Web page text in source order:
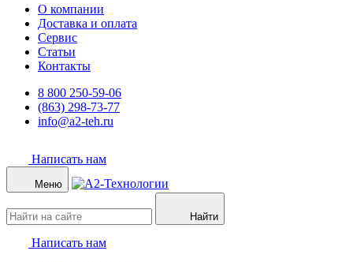
О компании
Доставка и оплата
Сервис
Статьи
Контакты
8 800 250-59-06
(863) 298-73-77
info@a2-teh.ru
Написать нам
Меню
Найти
Написать нам